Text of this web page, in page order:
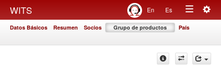
WITS En Es
Toggle
Datos Básicos Resumen Socios Grupo de productos País